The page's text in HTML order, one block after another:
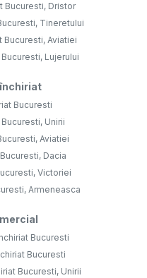
Bucuresti, Dristor
Tineretului
Bucuresti, Aviatiei
Lujerului
Bucuresti
Unirii
Aviatiei
Dacia
Victoriei
Armeneasca
Bucuresti
Bucuresti
Bucuresti, Unirii